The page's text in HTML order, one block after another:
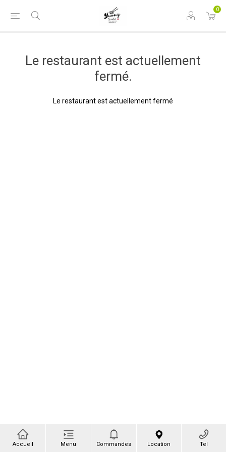
0
Le restaurant est actuellement
fermé.
Le restaurant est actuellement fermé
Accueil Menu Commandes Location Tel